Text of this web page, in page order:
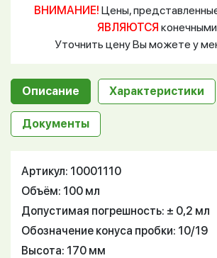
ВНИМАНИЕ! Цены,
ЯВЛЯЮТСЯ
Уточнить цену Вы можете у
Описание Характеристики
Документы
Артикул: 10001110
Объём: 100 мл
Допустимая погрешность: ± 0,2 мл
Обозначение конуса пробки: 10/19
Высота: 170 мм